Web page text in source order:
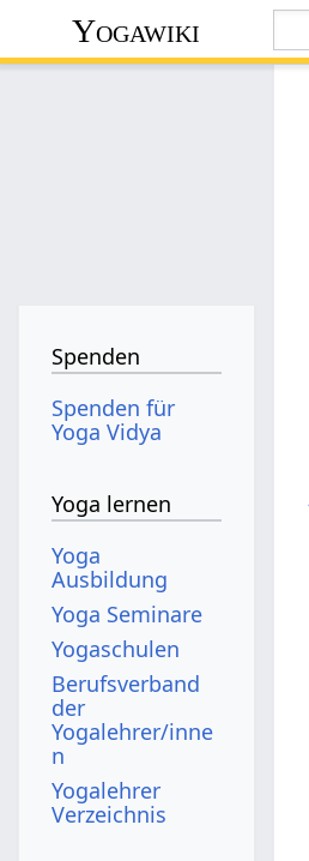
Yogawiki
Spenden
Spenden für
Yoga Vidya
Yoga lernen
Yoga
Ausbildung
Yoga Seminare
Yogaschulen
Berufsverband
der
Yogalehrer/inne
n
Yogalehrer
Verzeichnis